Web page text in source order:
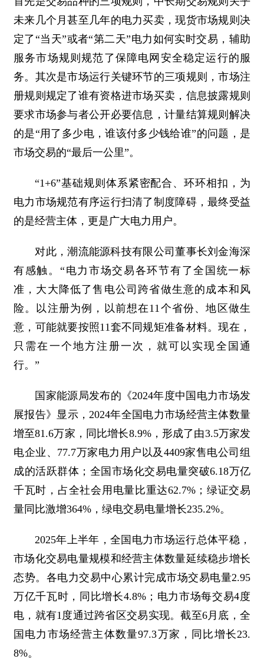
未来几个月甚至几年的电力买卖，现货市场规则决
定了“当天”或者“第二天”电力如何实时交易，辅助
服务市场规则规范了保障电网安全稳定运行的服
务。其次是市场运行关键环节的三项规则，市场注
册规则规定了谁有资格进市场买卖，信息披露规则
要求市场参与者公开必要信息，计量结算规则解决
的是“用了多少电，谁该付多少钱给谁”的问题，是
市场交易的“最后一公里”。
“1+6”基础规则体系紧密配合、环环相扣，为
电力市场规范有序运行扫清了制度障碍，最终受益
的是经营主体，更是广大电力用户。
对此，潮流能源科技有限公司董事长刘金海深
有感触。“电力市场交易各环节有了全国统一标
准，大大降低了售电公司跨省做生意的成本和风
险。以注册为例，以前想在11个省份、地区做生
意，可能就要按照11套不同规矩准备材料。现在，
只需在一个地方注册一次，就可以实现全国通
行。”
国家能源局发布的《2024年度中国电力市场发
展报告》显示，2024年全国电力市场经营主体数量
增至81.6万家，同比增长8.9%，形成了由3.5万家发
电企业、77.7万家电力用户以及4409家售电公司组
成的活跃群体；全国市场化交易电量突破6.18万亿
千瓦时，占全社会用电量比重达62.7%；绿证交易
量同比激增364%，绿电交易电量增长235.2%。
2025年上半年，全国电力市场运行总体平稳，
市场化交易电量规模和经营主体数量延续稳步增长
态势。各电力交易中心累计完成市场交易电量2.95
万亿千瓦时，同比增长4.8%；电力市场每交易4度
电，就有1度通过跨省区交易实现。截至6月底，全
国电力市场经营主体数量97.3万家，同比增长23.
8%。